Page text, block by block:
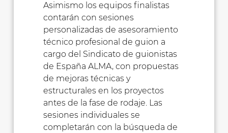
Asimismo los equipos finalistas
contarán con sesiones
personalizadas de asesoramiento
técnico profesional de guion a
cargo del Sindicato de guionistas
de España ALMA, con propuestas
de mejoras técnicas y
estructurales en los proyectos
antes de la fase de rodaje. Las
sesiones individuales se
completarán con la búsqueda de